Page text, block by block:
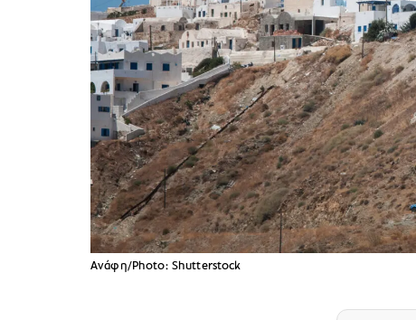
Ανάφη/Photo: Shutterstock